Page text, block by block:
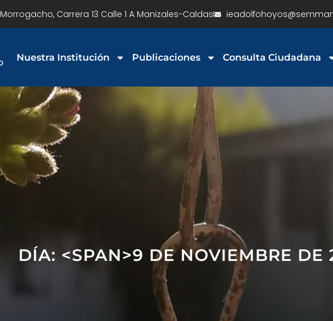
Morrogacho, Carrera 13 Calle 1 A Manizales-Caldas
Nuestra Institución Publicaciones Consulta Ciudadana
DÍA: <SPAN>9 DE NOVIEMBRE DE